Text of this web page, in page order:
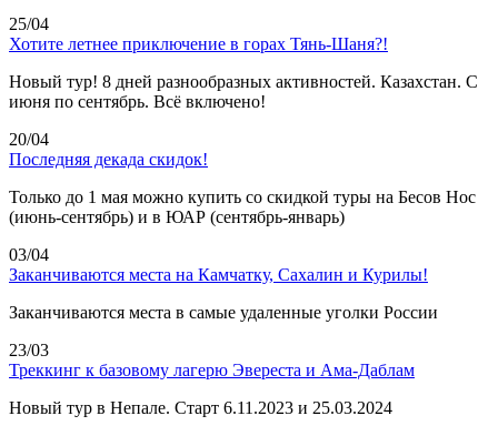
25/04
Хотите летнее приключение в горах Тянь-Шаня?!
Новый тур! 8 дней разнообразных активностей. Казахстан. С
июня по сентябрь. Всё включено!
20/04
Последняя декада скидок!
Только до 1 мая можно купить со скидкой туры на Бесов Нос
(июнь-сентябрь) и в ЮАР (сентябрь-январь)
03/04
Заканчиваются места на Камчатку, Сахалин и Курилы!
Заканчиваются места в самые удаленные уголки России
23/03
Треккинг к базовому лагерю Эвереста и Ама-Даблам
Новый тур в Непале. Старт 6.11.2023 и 25.03.2024